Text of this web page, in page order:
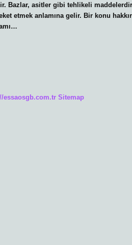
Bazlar, asitler gibi tehlikeli
etmek anlamına gelir. Bir konu
essaosgb.com.tr Sitemap